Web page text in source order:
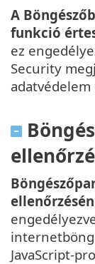
A
funkció
ez
Security
JavaScript-